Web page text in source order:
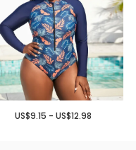
US$9.15 - US$12.98